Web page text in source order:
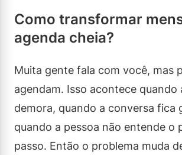
Como transformar
agenda cheia?
Muita gente fala com você, mas
agendam. Isso acontece quando
demora, quando a conversa fica
quando a pessoa não entende o
passo. Então o problema muda